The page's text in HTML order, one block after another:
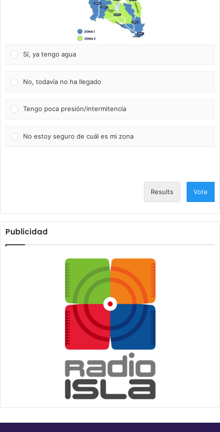
Sí, ya tengo agua
No, todavía no ha llegado
Tengo poca presión/intermitencia
No estoy seguro de cuál es mi zona
Results Vote
Publicidad